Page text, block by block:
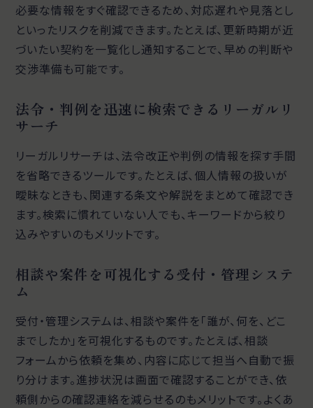
必要な情報をすぐ確認できるため、対応遅れや見落とし
といったリスクを削減できます。たとえば、更新時期が近
づいたい契約を一覧化し通知することで、早めの判断や
交渉準備も可能です。
法令・判例を迅速に検索できるリーガルリ
サーチ
リーガルリサーチは、法令改正や判例の情報を探す手間
を省略できるツールです。たとえば、個人情報の扱いが
曖昧なときも、関連する条文や解説をまとめて確認でき
ます。検索に慣れていない人でも、キーワードから絞り
込みやすいのもメリットです。
相談や案件を可視化する受付・管理システ
ム
受付・管理システムは、相談や案件を「誰が、何を、どこ
までしたか」を可視化するものです。たとえば、相談
フォームから依頼を集め、内容に応じて担当へ自動で振
り分けます。進捗状況は画面で確認することができ、依
頼側からの確認連絡を減らせるのもメリットです。よくあ